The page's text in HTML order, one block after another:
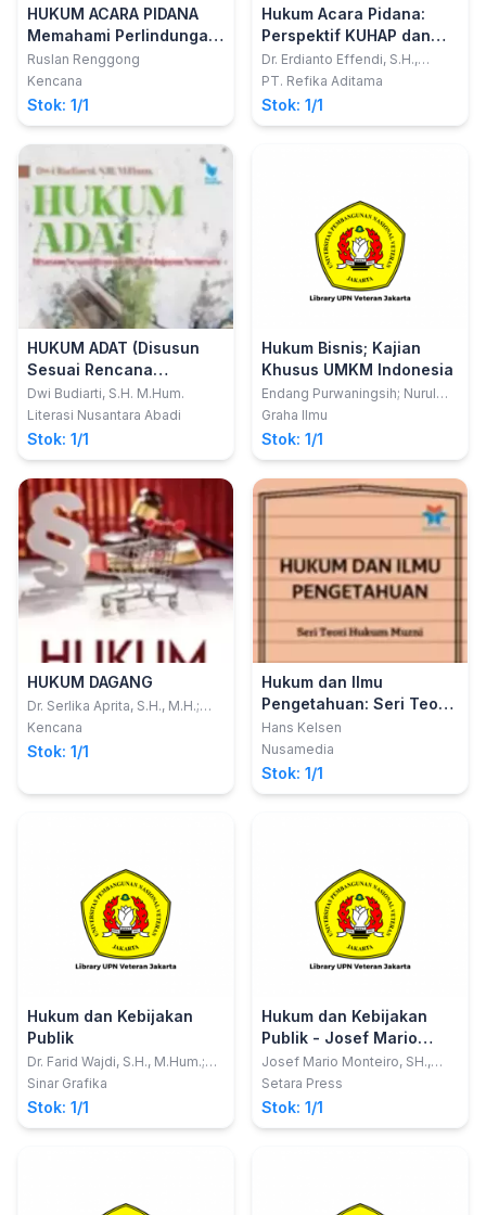
HUKUM ACARA PIDANA
Memahami Perlindungan
HAM dalam Proses
Penahanan di Indonesia
Ruslan Renggong
Kencana
Stok: 1/1
Hukum Acara Pidana:
Perspektif KUHAP dan
Peraturan Lainnya
Dr. Erdianto Effendi, S.H.,
M.Hum.
PT. Refika Aditama
Stok: 1/1
HUKUM ADAT (Disusun
Sesuai Rencana
Pembelajaran Semester)
Dwi Budiarti, S.H. M.Hum.
Literasi Nusantara Abadi
Stok: 1/1
Hukum Bisnis; Kajian
Khusus UMKM Indonesia
Endang Purwaningsih; Nurul
Fajri Chikmawati; Muslikh
Graha Ilmu
Stok: 1/1
HUKUM DAGANG
Dr. Serlika Aprita, S.H., M.H.;
Atika Ismail, S.H., M.H.
Kencana
Stok: 1/1
Hukum dan Ilmu
Pengetahuan: Seri Teori
Hukum Murni
Hans Kelsen
Nusamedia
Stok: 1/1
Hukum dan Kebijakan
Publik
Dr. Farid Wajdi, S.H., M.Hum.;
Andryan, S.H., M.H.
Sinar Grafika
Stok: 1/1
Hukum dan Kebijakan
Publik - Josef Mario
Monteiro
Josef Mario Monteiro, SH.,
S.I.P., M.H.
Setara Press
Stok: 1/1